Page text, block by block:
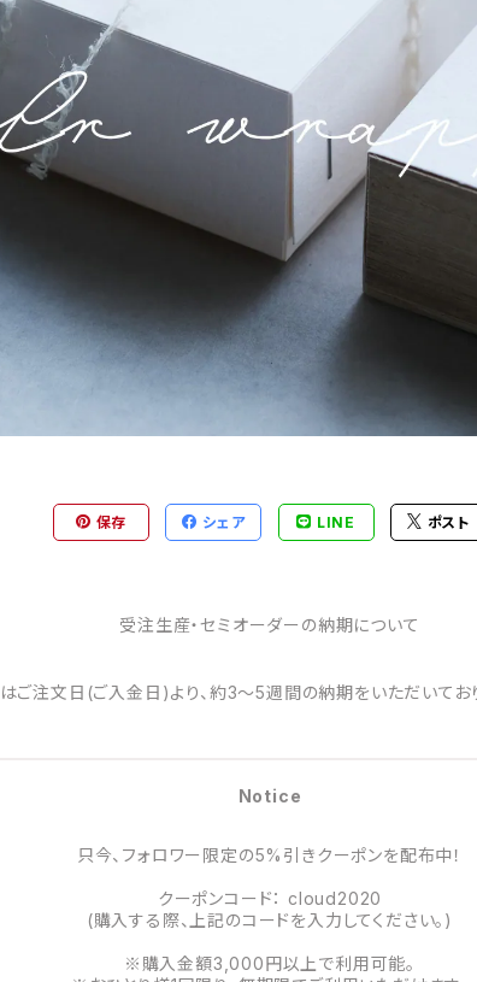
保存 シェア LINE ポスト
受注生産・セミオーダーの納期について
ご注文日(ご入金日)より、約3～5週間の納期をいただいてお
Notice
只今、フォロワー限定の5%引きクーポンを配布中！
クーポンコード： cloud2020
(購入する際、上記のコードを入力してください。)
※購入金額3,000円以上で利用可能。